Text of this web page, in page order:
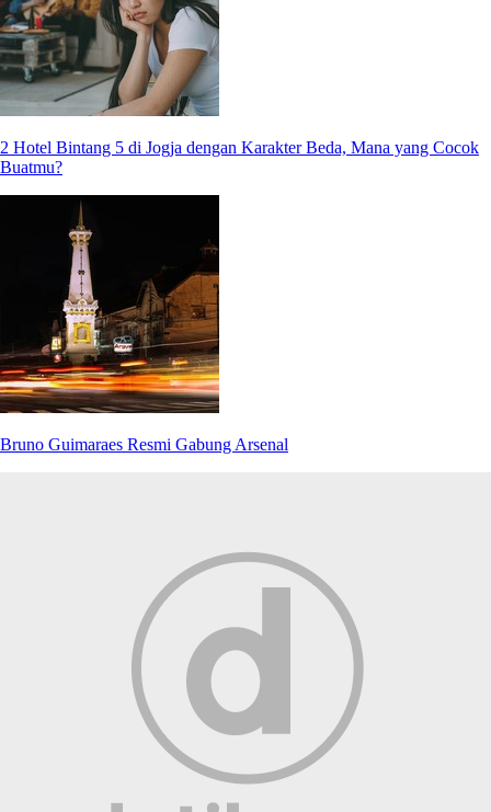
2 Hotel Bintang 5 di Jogja dengan Karakter Beda, Mana yang Cocok
Buatmu?
Bruno Guimaraes Resmi Gabung Arsenal